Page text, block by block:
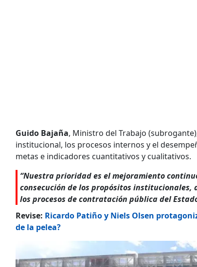
Guido Bajaña, Ministro del Trabajo
institucional, los procesos internos y el
metas e indicadores cuantitativos y cualitativos.
“Nuestra prioridad es el mejoramiento
consecución de los propósitos
los procesos de contratación pública del
Revise: Ricardo Patiño y Niels Olsen
de la pelea?